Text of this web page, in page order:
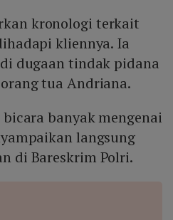
kronologi terkait
kliennya. Ia
dugaan tindak pidana
tua Andriana.
banyak mengenai
langsung
di Bareskrim Polri.